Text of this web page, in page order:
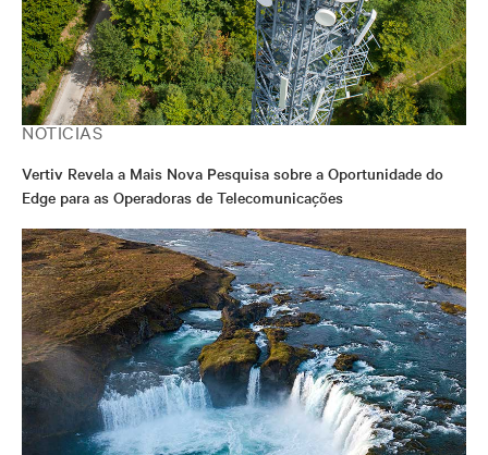
NOTÍCIAS
Vertiv Revela a Mais Nova Pesquisa sobre a Oportunidade do
Edge para as Operadoras de Telecomunicações